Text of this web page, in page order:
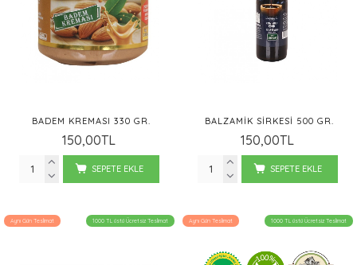
BADEM KREMASI 330 GR.
150,00TL
SEPETE EKLE
BALZAMIK SIRKESI 500 GR.
150,00TL
SEPETE EKLE
Aynı Gün Teslimat 1000 TL üstü Ücretsiz Teslimat Aynı Gün Teslimat 1000 TL üstü Ücretsiz Teslimat